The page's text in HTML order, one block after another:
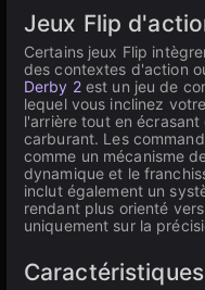
Jeux Flip
Certains jeux Flip
des contextes d'action
Derby 2est un jeu de
lequel vous inclinez
l'arrière tout en
carburant. Les
comme un mécanisme
dynamique et le
inclut également un
rendant plus orienté
uniquement sur la